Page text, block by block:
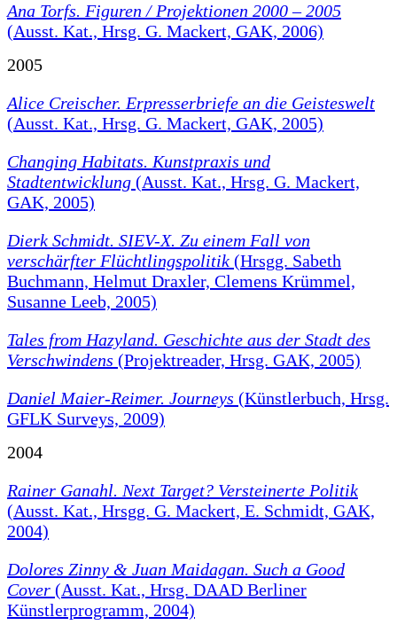
Ana Torfs. Figuren / Projektionen 2000 – 2005
(Ausst. Kat., Hrsg. G. Mackert, GAK, 2006)
2005
Alice Creischer. Erpresserbriefe an die Geisteswelt
(Ausst. Kat., Hrsg. G. Mackert, GAK, 2005)
Changing Habitats. Kunstpraxis und
Stadtentwicklung (Ausst. Kat., Hrsg. G. Mackert,
GAK, 2005)
Dierk Schmidt. SIEV-X. Zu einem Fall von
verschärfter Flüchtlingspolitik (Hrsgg. Sabeth
Buchmann, Helmut Draxler, Clemens Krümmel,
Susanne Leeb, 2005)
Tales from Hazyland. Geschichte aus der Stadt des
Verschwindens (Projektreader, Hrsg. GAK, 2005)
Daniel Maier-Reimer. Journeys (Künstlerbuch, Hrsg.
GFLK Surveys, 2009)
2004
Rainer Ganahl. Next Target? Versteinerte Politik
(Ausst. Kat., Hrsgg. G. Mackert, E. Schmidt, GAK,
2004)
Dolores Zinny & Juan Maidagan. Such a Good
Cover (Ausst. Kat., Hrsg. DAAD Berliner
Künstlerprogramm, 2004)